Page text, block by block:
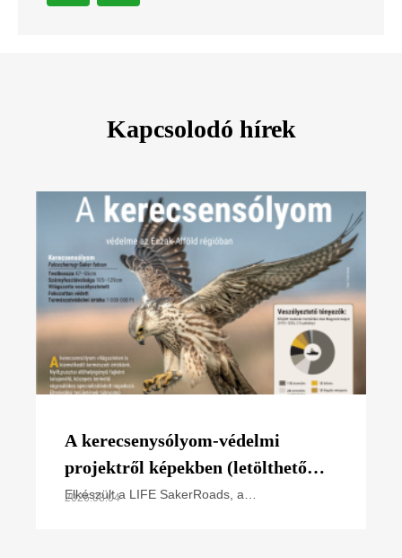
Kapcsolodó hírek
A kerecsenysólyom-védelmi
projektről képekben (letölthető
poszter)
Elkészült a LIFE SakerRoads, a
2026.08.04